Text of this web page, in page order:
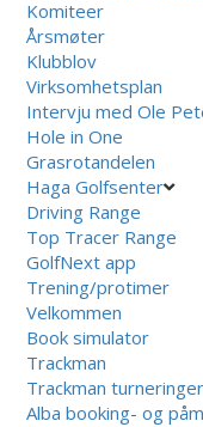
Komiteer
Årsmøter
Klubblov
Virksomhetsplan
Intervju med Ole
Hole in One
Grasrotandelen
Haga Golfsenter
Driving Range
Top Tracer Range
GolfNext app
Trening/protimer
Velkommen
Book simulator
Trackman
Trackman turneringer
Alba booking- og